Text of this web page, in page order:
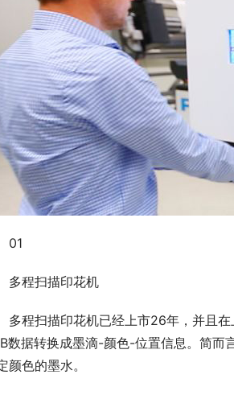
01
多程扫描印花机
多程扫描印花机已经上市26年，并且
数据转换成墨滴-颜色-位置信息。简而
颜色的墨水。